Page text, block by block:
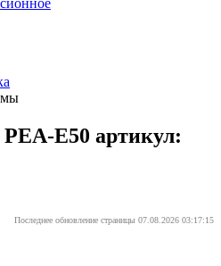
E50 артикул:
Последнее обновление страницы 07.08.2026 03:17:15